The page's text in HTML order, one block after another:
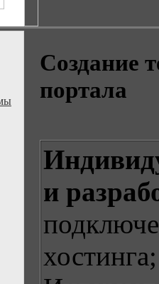
Создание
портала
и